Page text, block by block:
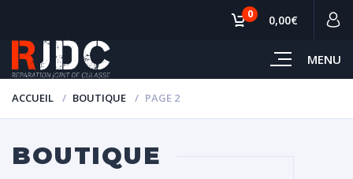
MENU
0 0,00€
ACCUEIL BOUTIQUE PAGE 2
BOUTIQUE